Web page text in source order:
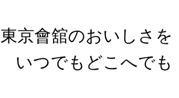
東京會舘のおいしさを
いつでもどこへでも